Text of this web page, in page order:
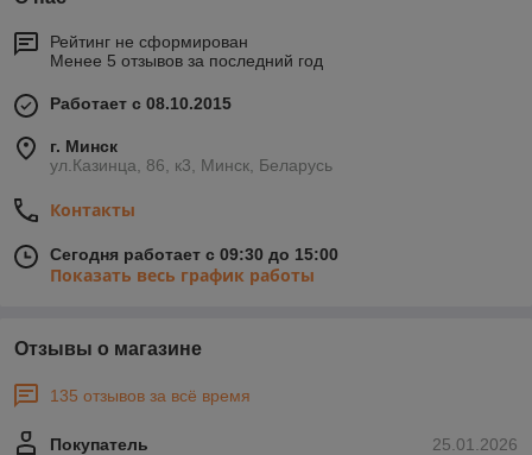
Рейтинг не сформирован
Менее 5 отзывов за последний год
Работает с 08.10.2015
г. Минск
ул.Казинца, 86, к3, Минск, Беларусь
Контакты
Сегодня работает с 09:30 до 15:00
Показать весь график работы
Отзывы о магазине
135 отзывов за всё время
25.01.2026
Покупатель